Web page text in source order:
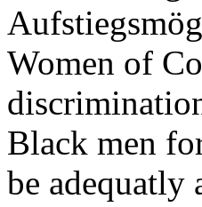
Women of
Black men
be adequatly